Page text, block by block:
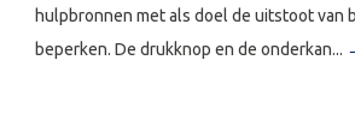
hulpbronnen met als doel de uitstoot van
beperken. De drukknop en de onderkan...